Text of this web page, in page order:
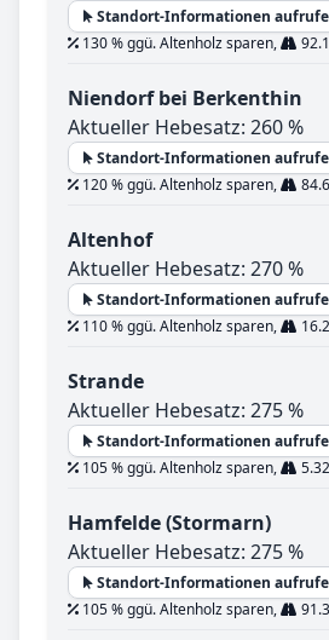
Standort-Informationen
130 % ggü. Altenholz sparen,
Niendorf bei Berkenthin
Aktueller Hebesatz: 260 %
Standort-Informationen
120 % ggü. Altenholz sparen,
Altenhof
Aktueller Hebesatz: 270 %
Standort-Informationen
110 % ggü. Altenholz sparen,
Strande
Aktueller Hebesatz: 275 %
Standort-Informationen
105 % ggü. Altenholz sparen,
Hamfelde (Stormarn)
Aktueller Hebesatz: 275 %
Standort-Informationen
105 % ggü. Altenholz sparen,